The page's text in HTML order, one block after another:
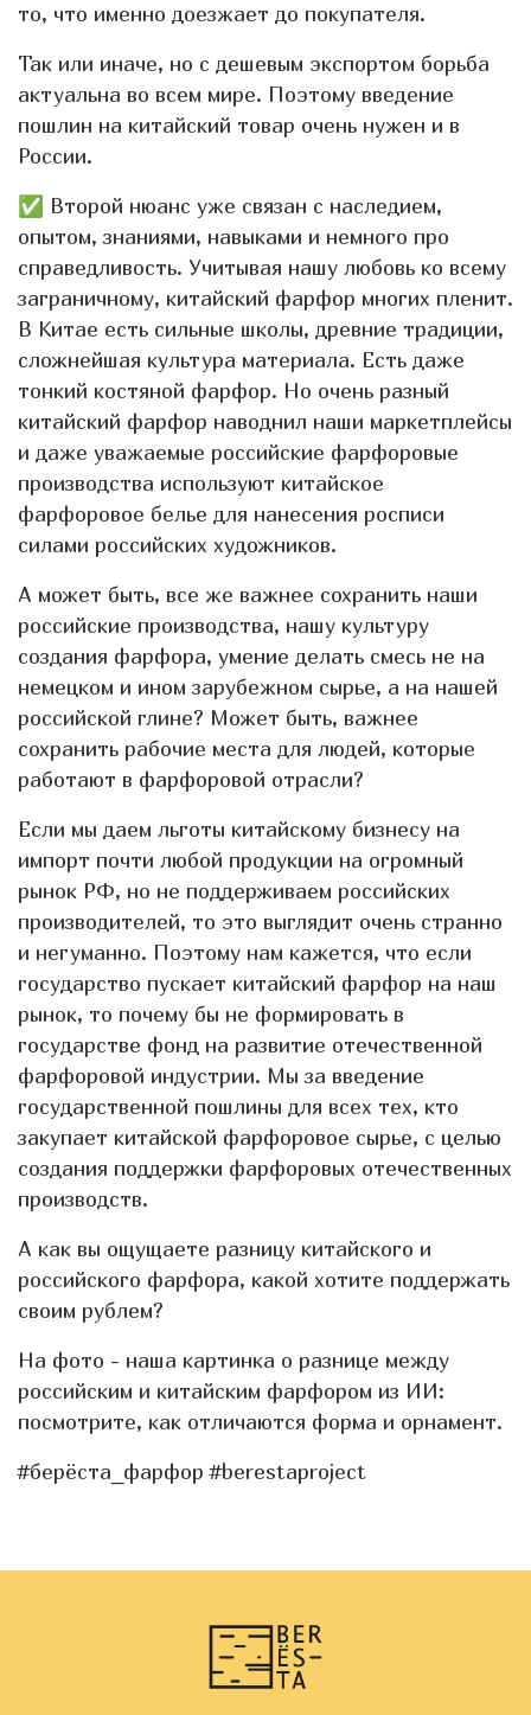
то, что именно доезжает до покупателя.
Так или иначе, но с дешевым экспортом борьба
актуальна во всем мире. Поэтому введение
пошлин на китайский товар очень нужен и в
России.
✅ Второй нюанс уже связан с наследием,
опытом, знаниями, навыками и немного про
справедливость. Учитывая нашу любовь ко всему
заграничному, китайский фарфор многих пленит.
В Китае есть сильные школы, древние традиции,
сложнейшая культура материала. Есть даже
тонкий костяной фарфор. Но очень разный
китайский фарфор наводнил наши маркетплейсы
и даже уважаемые российские фарфоровые
производства используют китайское
фарфоровое белье для нанесения росписи
силами российских художников.
А может быть, все же важнее сохранить наши
российские производства, нашу культуру
создания фарфора, умение делать смесь не на
немецком и ином зарубежном сырье, а на нашей
российской глине? Может быть, важнее
сохранить рабочие места для людей, которые
работают в фарфоровой отрасли?
Если мы даем льготы китайскому бизнесу на
импорт почти любой продукции на огромный
рынок РФ, но не поддерживаем российских
производителей, то это выглядит очень странно
и негуманно. Поэтому нам кажется, что если
государство пускает китайский фарфор на наш
рынок, то почему бы не формировать в
государстве фонд на развитие отечественной
фарфоровой индустрии. Мы за введение
государственной пошлины для всех тех, кто
закупает китайской фарфоровое сырье, с целью
создания поддержки фарфоровых отечественных
производств.
А как вы ощущаете разницу китайского и
российского фарфора, какой хотите поддержать
своим рублем?
На фото - наша картинка о разнице между
российским и китайским фарфором из ИИ:
посмотрите, как отличаются форма и орнамент.
#берёста_фарфор #berestaproject